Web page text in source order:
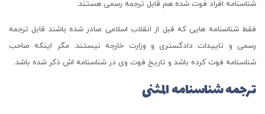
شناسنامه افراد فوت شده هم قابل ترجمه رسمی هستند.
فقط شناسنامه هایی که قبل از انقلاب اسلامی صادر شده باشند قابل ترجمه
رسمی و تاییدات دادگستری و وزارت خارجه نیستند. مگر اینکه صاحب
شناسنامه فوت کرده باشد و تاریخ فوت وی در شناسنامه اش ذکر شده باشد.
ترجمه شناسنامه المثنی